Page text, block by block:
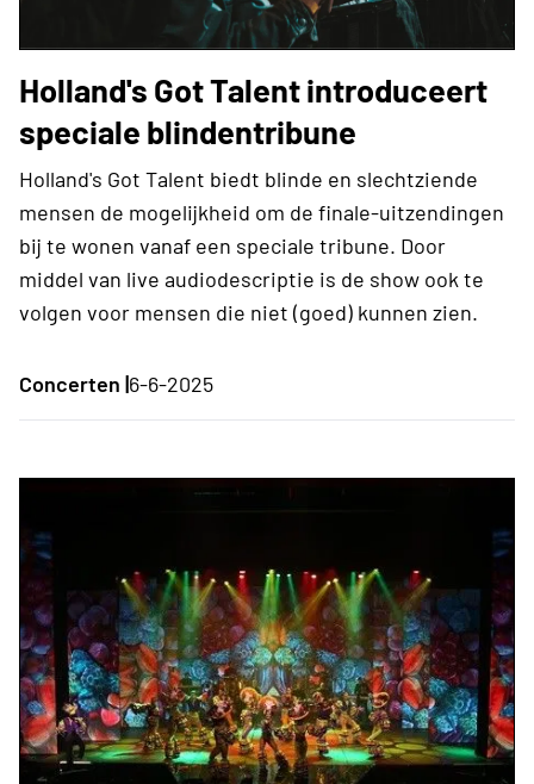
Holland's Got Talent introduceert
speciale blindentribune
Holland's Got Talent biedt blinde en slechtziende
mensen de mogelijkheid om de finale-uitzendingen
bij te wonen vanaf een speciale tribune. Door
middel van live audiodescriptie is de show ook te
volgen voor mensen die niet (goed) kunnen zien.
Concerten |6-6-2025